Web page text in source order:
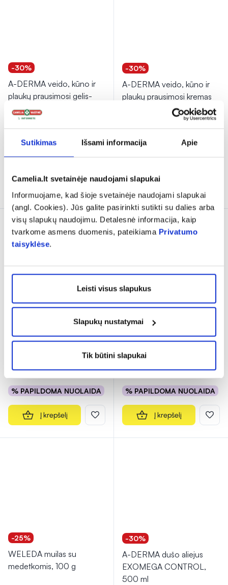
Sutikimas Išsami informacija Apie
Camelia.lt svetainėje naudojami slapukai
Informuojame, kad šioje svetainėje naudojami slapukai
(angl. Cookies). Jūs galite pasirinkti sutikti su dalies arba
visų slapukų naudojimu. Detalesnė informacija, kaip
tvarkome asmens duomenis, pateikiama Privatumo
taisyklėse.
Leisti visus slapukus
Slapukų nustatymai
Tik būtini slapukai
-30%
A-DERMA veido, kūno ir
plaukų prausimosi gelis-
emolientas EXOMEGA
16,93 € 24,19 €
-30%
A-DERMA veido, kūno ir
plaukų prausimosi kremas
HYDRA PROTECTIVE,...
19,73 €
-25%
WELEDA šampūnas ir
kūno prausiklis vaikams su
8,16 € 10,89 €
% PAPILDOMA NUOLAIDA
Į krepšelį
Tik internete
-25%
BIOCONTE švelnus kūno ir
plaukų prausiklis BABY,
500 ml
7,42 € 9,90 €
% PAPILDOMA NUOLAIDA
Į krepšelį
-25%
WELEDA muilas su
medetkomis, 100 g
-30%
A-DERMA dušo aliejus
EXOMEGA CONTROL,
500 ml